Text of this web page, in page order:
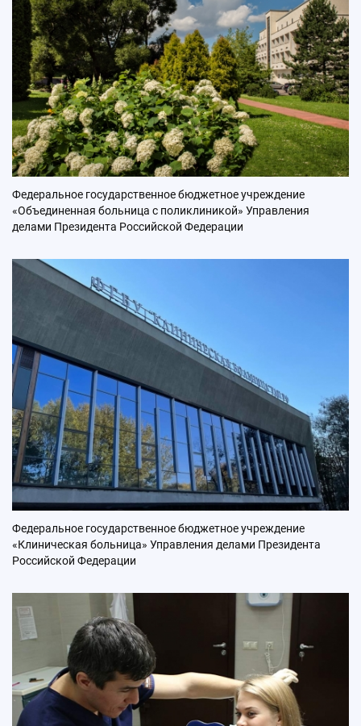
Федеральное государственное бюджетное учреждение
«Объединенная больница с поликлиникой» Управления
делами Президента Российской Федерации
Федеральное государственное бюджетное учреждение
«Клиническая больница» Управления делами Президента
Российской Федерации